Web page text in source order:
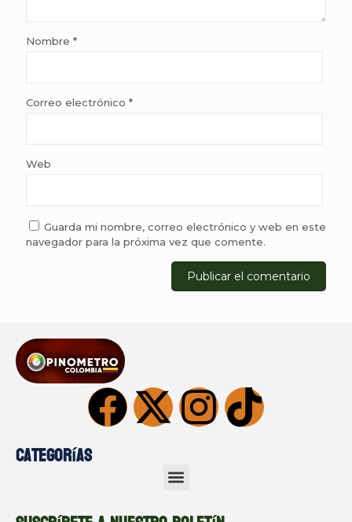
Nombre *
Correo electrónico *
Web
Guarda mi nombre, correo electrónico y web en este
navegador para la próxima vez que comente.
Categorías